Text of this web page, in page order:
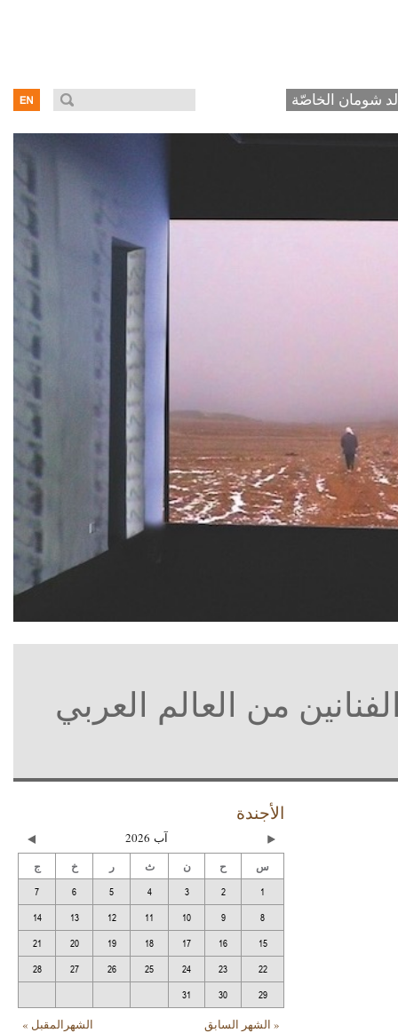
شومان الخاصّة
من العالم العربي
الأجندة
آب 2026
س ح ن ث ر خ ج
1
2
3
4
5
6
7
8
9
10
11
12
13
14
15
16
17
18
19
20
21
22
23
24
25
26
27
28
29
30
31
« الشهر السابق الشهرالمقبل »